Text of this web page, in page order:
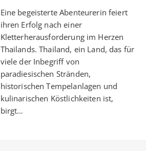
Eine begeisterte Abenteurerin feiert
ihren Erfolg nach einer
Kletterherausforderung im Herzen
Thailands. Thailand, ein Land, das für
viele der Inbegriff von
paradiesischen Stränden,
historischen Tempelanlagen und
kulinarischen Köstlichkeiten ist,
birgt…